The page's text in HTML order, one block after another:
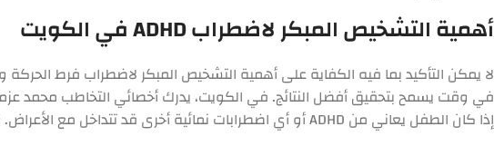
أهمية التشخيص المبكر لاضطراب ADHD في الكويت
لا يمكن التأكيد بما فيه الكفاية على أهمية التشخيص المبكر لاضطراب فرط الحركة
في وقت يسمح بتحقيق أفضل النتائج. في الكويت، يدرك أخصائي التخاطب محمد
إذا كان الطفل يعاني من ADHD أو أي اضطرابات نمائية أخرى قد تتداخل مع الأعراض. يشمل التقييم عادةً: